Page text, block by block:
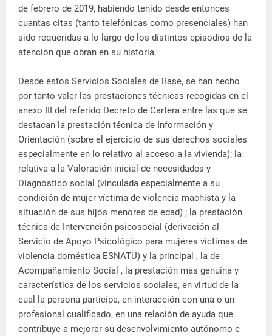
de febrero de 2019, habiendo tenido desde entonces
cuantas citas (tanto telefónicas como presenciales) han
sido requeridas a lo largo de los distintos episodios de la
atención que obran en su historia.
Desde estos Servicios Sociales de Base, se han hecho
por tanto valer las prestaciones técnicas recogidas en el
anexo III del referido Decreto de Cartera entre las que se
destacan la prestación técnica de Información y
Orientación (sobre el ejercicio de sus derechos sociales
especialmente en lo relativo al acceso a la vivienda); la
relativa a la Valoración inicial de necesidades y
Diagnóstico social (vinculada especialmente a su
condición de mujer víctima de violencia machista y la
situación de sus hijos menores de edad) ; la prestación
técnica de Intervención psicosocial (derivación al
Servicio de Apoyo Psicológico para mujeres víctimas de
violencia doméstica ESNATU) y la principal , la de
Acompañamiento Social , la prestación más genuina y
característica de los servicios sociales, en virtud de la
cual la persona participa, en interacción con una o un
profesional cualificado, en una relación de ayuda que
contribuye a mejorar su desenvolvimiento autónomo e